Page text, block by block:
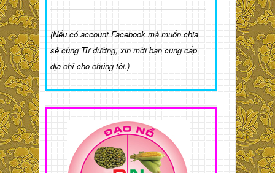
(Nếu có account Facebook mà muốn chia
sẻ cùng Từ đường, xin mời bạn cung cấp
địa chỉ cho chúng tôi.)